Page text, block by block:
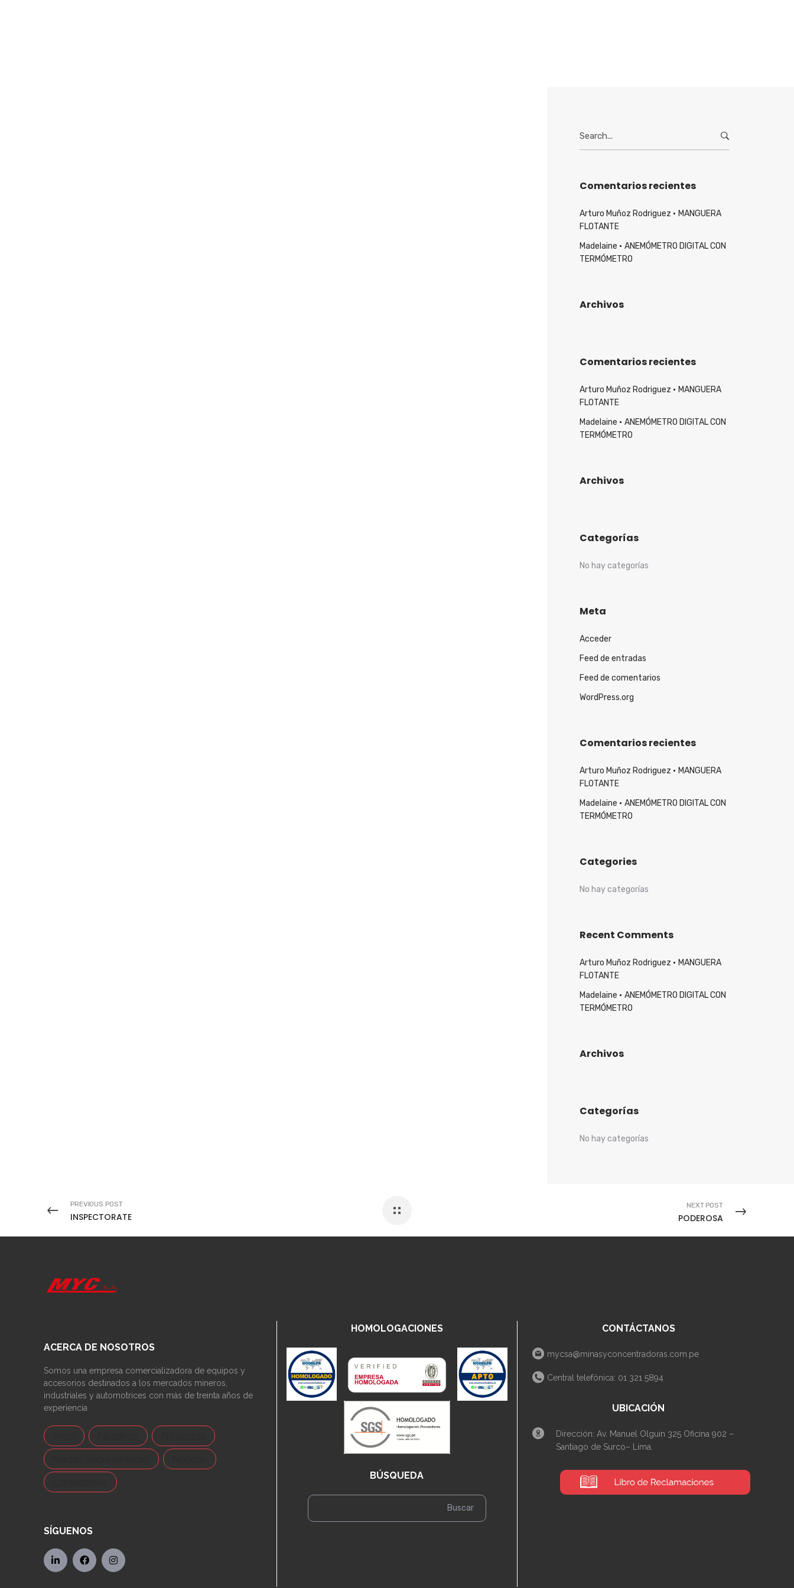
Comentarios recientes
Arturo Muñoz Rodriguez
MANGUERA
FLOTANTE
Madelaine
ANEMÓMETRO DIGITAL CON
TERMÓMETRO
Archivos
Comentarios recientes
Arturo Muñoz Rodriguez
MANGUERA
FLOTANTE
Madelaine
ANEMÓMETRO DIGITAL CON
TERMÓMETRO
Archivos
Categorías
No hay categorías
Meta
Acceder
Feed de entradas
Feed de comentarios
WordPress.org
Comentarios recientes
Arturo Muñoz Rodriguez
MANGUERA
FLOTANTE
Madelaine
ANEMÓMETRO DIGITAL CON
TERMÓMETRO
Categories
No hay categorías
Recent Comments
Arturo Muñoz Rodriguez
MANGUERA
FLOTANTE
Madelaine
ANEMÓMETRO DIGITAL CON
TERMÓMETRO
Archivos
Categorías
No hay categorías
PREVIOUS POST
INSPECTORATE
NEXT POST
PODEROSA
ACERCA DE NOSOTROS
Somos una empresa comercializadora de equipos y
accesorios destinados a los mercados mineros,
industriales y automotrices con más de treinta años de
experiencia
SÍGUENOS
HOMOLOGACIONES
BÚSQUEDA
CONTÁCTANOS
mycsa@minasyconcentradoras.com.pe
Central telefónica: 01 321 5894
UBICACIÓN
Dirección: Av. Manuel Olguin 325 Oficina 902 –
Santiago de Surco– Lima.